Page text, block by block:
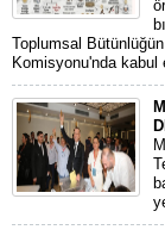
Toplumsal
Komisyonu'nda kabul